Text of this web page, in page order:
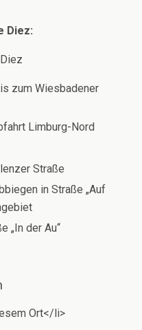
Diez:
zum Wiesbadener
Limburg-Nord
Straße
in Straße „Auf
„In der Au“
Ort</li>